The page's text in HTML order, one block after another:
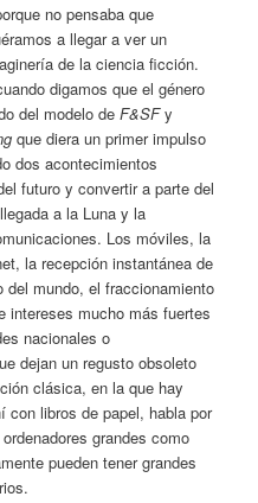
no pensaba que
a llegar a ver un
de la ciencia ficción.
digamos que el género
del modelo deF&SFy
que diera un primer impulso
dos acontecimientos
futuro y convertir a parte del
a la Luna y la
Los móviles, la
la recepción instantánea de
mundo, el fraccionamiento
intereses mucho más fuertes
nacionales o
dejan un regusto obsoleto
clásica, en la que hay
con libros de papel, habla por
grandes como
pueden tener grandes